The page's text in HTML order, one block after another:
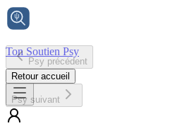
Ton Soutien Psy
Accueil
Psy précédent
Retour accueil
Psy suivant